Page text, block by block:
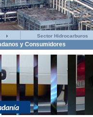
Sector Hidrocarburos
y Consumidores